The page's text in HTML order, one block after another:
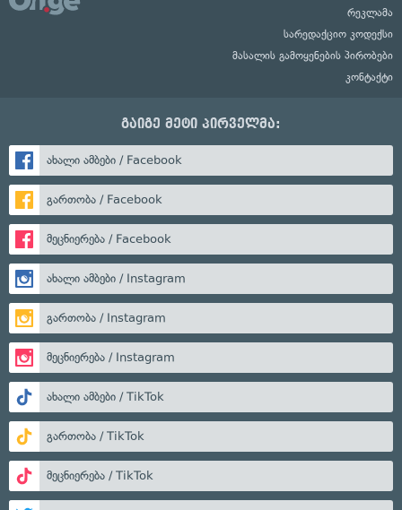
რეკლამა
სარედაქციო კოდექსი
მასალის გამოყენების პირობები
კონტაქტი
გაიგე მეტი პირველმა:
ახალი ამბები / Facebook
გართობა / Facebook
მეცნიერება / Facebook
ახალი ამბები / Instagram
გართობა / Instagram
მეცნიერება / Instagram
ახალი ამბები / TikTok
გართობა / TikTok
მეცნიერება / TikTok